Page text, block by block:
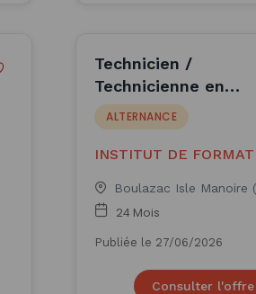
Technicien /
Technicienne en
logistique
(H/F)
ALTERNANCE
INSTITUT DE
Boulazac Isle Manoire
24 Mois
Publiée le 27/06/2026
Consulter l'offre